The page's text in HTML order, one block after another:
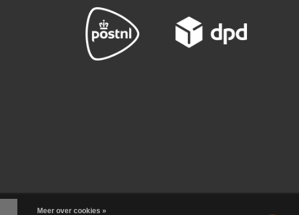
Meer over cookies »